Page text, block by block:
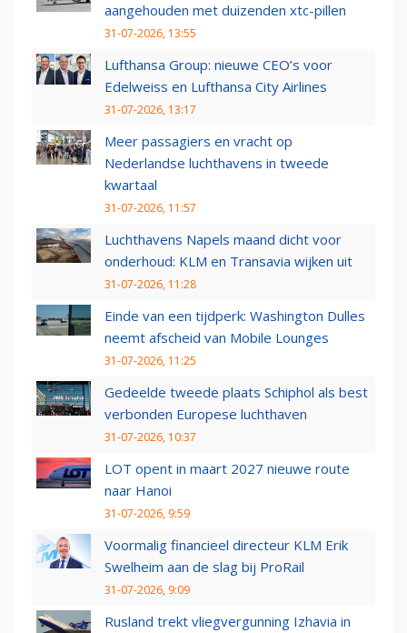
aangehouden met duizenden xtc-pillen
31-07-2026, 13:55
Lufthansa Group: nieuwe CEO’s voor
Edelweiss en Lufthansa City Airlines
31-07-2026, 13:17
Meer passagiers en vracht op
Nederlandse luchthavens in tweede
kwartaal
31-07-2026, 11:57
Luchthavens Napels maand dicht voor
onderhoud: KLM en Transavia wijken uit
31-07-2026, 11:28
Einde van een tijdperk: Washington Dulles
neemt afscheid van Mobile Lounges
31-07-2026, 11:25
Gedeelde tweede plaats Schiphol als best
verbonden Europese luchthaven
31-07-2026, 10:37
LOT opent in maart 2027 nieuwe route
naar Hanoi
31-07-2026, 9:59
Voormalig financieel directeur KLM Erik
Swelheim aan de slag bij ProRail
31-07-2026, 9:09
Rusland trekt vliegvergunning Izhavia in